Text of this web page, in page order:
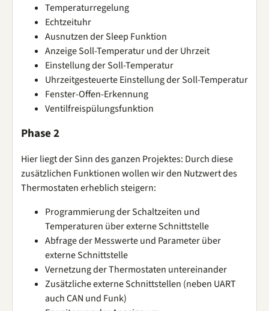
Temperaturregelung
Echtzeituhr
Ausnutzen der Sleep Funktion
Anzeige Soll-Temperatur und der Uhrzeit
Einstellung der Soll-Temperatur
Uhrzeitgesteuerte Einstellung der Soll-Temperatur
Fenster-Offen-Erkennung
Ventilfreispülungsfunktion
Phase 2
Hier liegt der Sinn des ganzen Projektes: Durch diese
zusätzlichen Funktionen wollen wir den Nutzwert des
Thermostaten erheblich steigern:
Programmierung der Schaltzeiten und
Temperaturen über externe Schnittstelle
Abfrage der Messwerte und Parameter über
externe Schnittstelle
Vernetzung der Thermostaten untereinander
Zusätzliche externe Schnittstellen (neben UART
auch CAN und Funk)